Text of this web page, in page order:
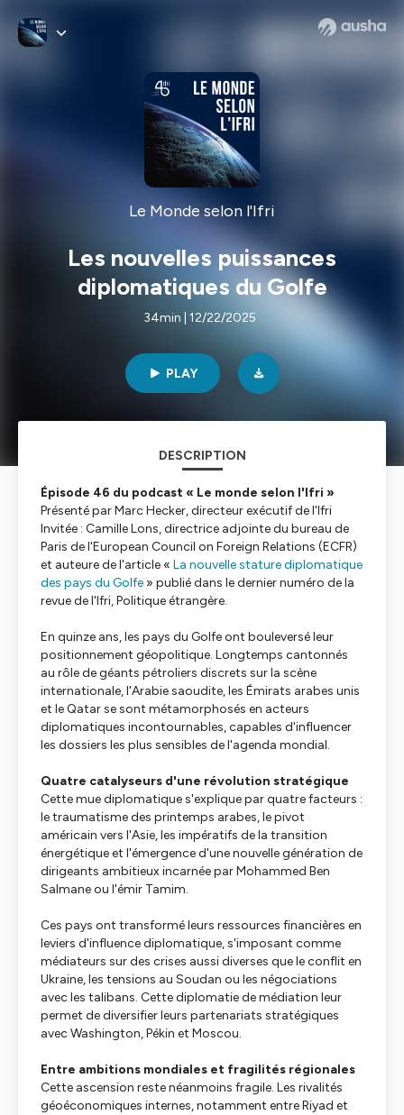
Le Monde selon l'Ifri
Les nouvelles puissances
diplomatiques du Golfe
34min | 12/22/2025
PLAY
DESCRIPTION
Épisode 46 du podcast « Le monde selon l'Ifri »
Présenté par Marc Hecker, directeur exécutif de l'Ifri
Invitée : Camille Lons, directrice adjointe du bureau de
Paris de l'European Council on Foreign Relations (ECFR)
et auteure de l'article « La nouvelle stature diplomatique
des pays du Golfe » publié dans le dernier numéro de la
revue de l'Ifri, Politique étrangère.
En quinze ans, les pays du Golfe ont bouleversé leur
positionnement géopolitique. Longtemps cantonnés
au rôle de géants pétroliers discrets sur la scène
internationale, l'Arabie saoudite, les Émirats arabes unis
et le Qatar se sont métamorphosés en acteurs
diplomatiques incontournables, capables d'influencer
les dossiers les plus sensibles de l'agenda mondial.
Quatre catalyseurs d'une révolution stratégique
Cette mue diplomatique s'explique par quatre facteurs :
le traumatisme des printemps arabes, le pivot
américain vers l'Asie, les impératifs de la transition
énergétique et l'émergence d'une nouvelle génération de
dirigeants ambitieux incarnée par Mohammed Ben
Salmane ou l'émir Tamim.
Ces pays ont transformé leurs ressources financières en
leviers d'influence diplomatique, s'imposant comme
médiateurs sur des crises aussi diverses que le conflit en
Ukraine, les tensions au Soudan ou les négociations
avec les talibans. Cette diplomatie de médiation leur
permet de diversifier leurs partenariats stratégiques
avec Washington, Pékin et Moscou.
Entre ambitions mondiales et fragilités régionales
Cette ascension reste néanmoins fragile. Les rivalités
géoéconomiques internes, notamment entre Riyad et